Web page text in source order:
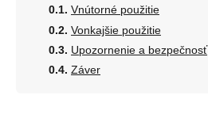
Vnútorné použitie
Vonkajšie použitie
Upozornenie a bezpečnosť
Záver